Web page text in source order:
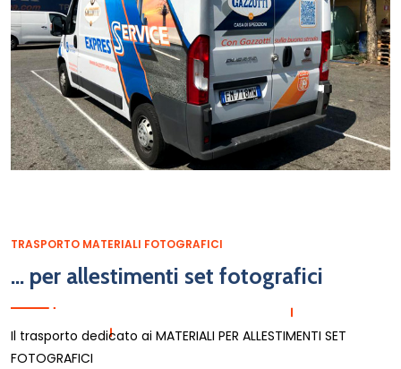
TRASPORTO MATERIALI FOTOGRAFICI
... per allestimenti set fotografici
Il trasporto dedicato ai MATERIALI PER ALLESTIMENTI SET
FOTOGRAFICI